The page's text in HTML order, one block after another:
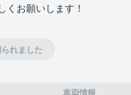
車両情報
くお願いします！
れました